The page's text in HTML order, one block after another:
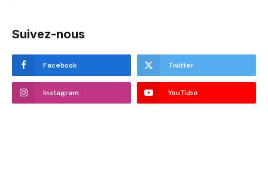
Suivez-nous
Facebook Twitter
Instagram YouTube